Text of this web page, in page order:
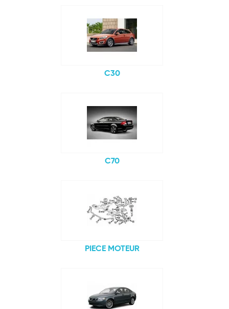
C30
C70
PIECE MOTEUR